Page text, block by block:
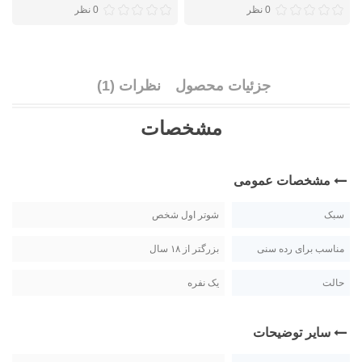
0 نظر 0 نظر
جزئیات محصول نظرات (1)
مشخصات
مشخصات عمومی
سبک شوتر اول شخص
مناسب برای رده سنی بزرگتر از ۱۸ سال
حالت یک نفره
سایر توضیحات